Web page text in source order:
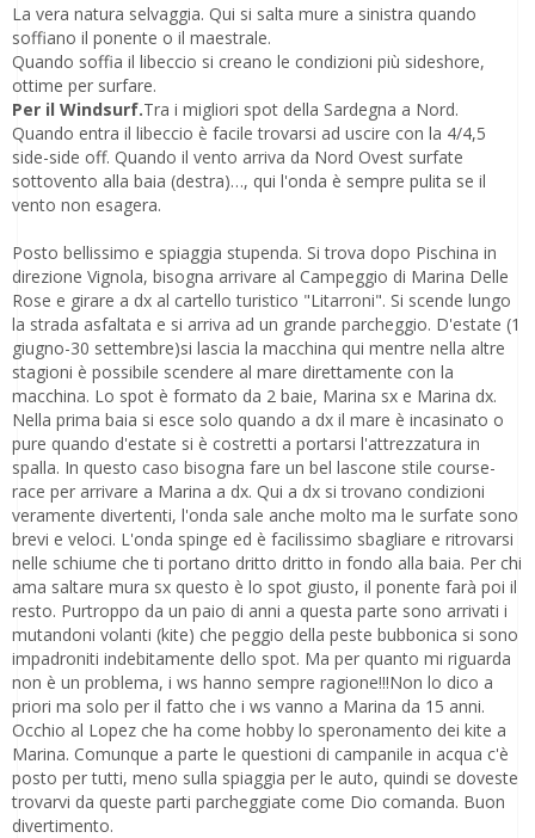
La vera natura selvaggia. Qui si salta mure a sinistra quando
soffiano il ponente o il maestrale.
Quando soffia il libeccio si creano le condizioni più sideshore,
ottime per surfare.
Per il Windsurf.Tra i migliori spot della Sardegna a Nord.
Quando entra il libeccio è facile trovarsi ad uscire con la 4/4,5
side-side off. Quando il vento arriva da Nord Ovest surfate
sottovento alla baia (destra)…, qui l'onda è sempre pulita se il
vento non esagera.
Posto bellissimo e spiaggia stupenda. Si trova dopo Pischina in
direzione Vignola, bisogna arrivare al Campeggio di Marina Delle
Rose e girare a dx al cartello turistico "Litarroni". Si scende lungo
la strada asfaltata e si arriva ad un grande parcheggio. D'estate (1
giugno-30 settembre)si lascia la macchina qui mentre nella altre
stagioni è possibile scendere al mare direttamente con la
macchina. Lo spot è formato da 2 baie, Marina sx e Marina dx.
Nella prima baia si esce solo quando a dx il mare è incasinato o
pure quando d'estate si è costretti a portarsi l'attrezzatura in
spalla. In questo caso bisogna fare un bel lascone stile course-
race per arrivare a Marina a dx. Qui a dx si trovano condizioni
veramente divertenti, l'onda sale anche molto ma le surfate sono
brevi e veloci. L'onda spinge ed è facilissimo sbagliare e ritrovarsi
nelle schiume che ti portano dritto dritto in fondo alla baia. Per chi
ama saltare mura sx questo è lo spot giusto, il ponente farà poi il
resto. Purtroppo da un paio di anni a questa parte sono arrivati i
mutandoni volanti (kite) che peggio della peste bubbonica si sono
impadroniti indebitamente dello spot. Ma per quanto mi riguarda
non è un problema, i ws hanno sempre ragione!!!Non lo dico a
priori ma solo per il fatto che i ws vanno a Marina da 15 anni.
Occhio al Lopez che ha come hobby lo speronamento dei kite a
Marina. Comunque a parte le questioni di campanile in acqua c'è
posto per tutti, meno sulla spiaggia per le auto, quindi se doveste
trovarvi da queste parti parcheggiate come Dio comanda. Buon
divertimento.